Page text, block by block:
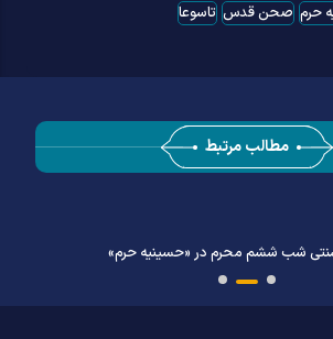
حرم صحن قدس تاسوعا
مطالب مرتبط
شب ششم محرم در «حسینیه حرم»